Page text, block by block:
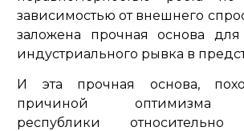
зависимостью от внешнего
заложена прочная основа
индустриального рывка в
И эта прочная основа,
причиной оптимизма
республики относительно